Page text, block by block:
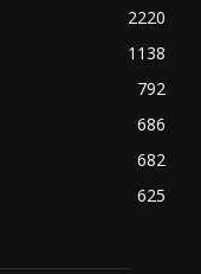
2220
1138
792
686
682
625